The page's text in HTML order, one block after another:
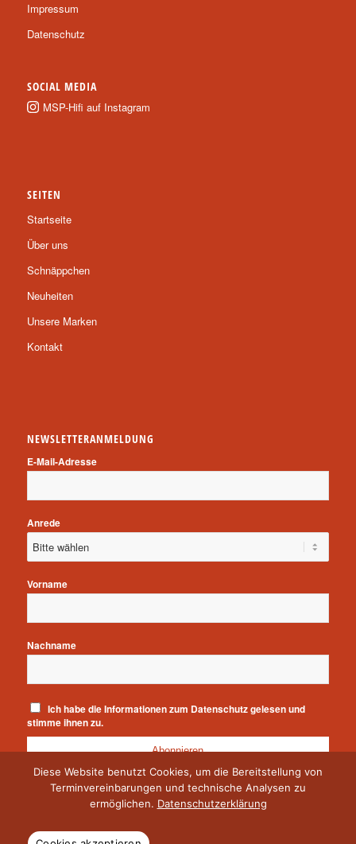
Impressum
Datenschutz
SOCIAL MEDIA
MSP-Hifi auf Instagram
SEITEN
Startseite
Über uns
Schnäppchen
Neuheiten
Unsere Marken
Kontakt
NEWSLETTERANMELDUNG
E-Mail-Adresse
Anrede
Vorname
Nachname
Ich habe dieInformationen zum Datenschutzgelesen und
stimme ihnen zu.
Zur Newsletter-Abmeldung
Diese Website benutzt Cookies, um die Bereitstellung von
Terminvereinbarungen und technische Analysen zu
ermöglichen. Datenschutzerklärung